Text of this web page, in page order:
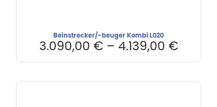
Beinstrecker/-beuger Kombi L020
3.090,00 €– 4.139,00 €